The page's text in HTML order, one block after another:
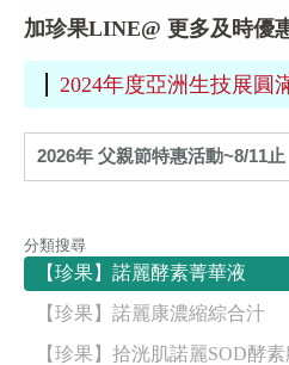
加珍果LINE@ 更多及時優
工廠通過 HACCP 及 ISO
~2022 週 年 慶 得奬者
2024年度亞洲生技展圓
2026年 父親節特惠活動~8/11止
分類搜尋
【珍果】諾麗酵素菁華液
【珍果】諾麗康濃縮綜合汁
【珍果】拾洸肌諾麗SOD酵